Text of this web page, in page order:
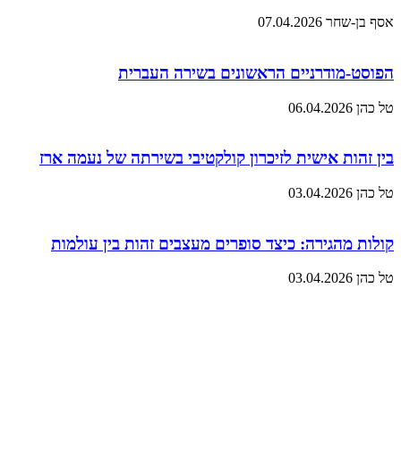
אסף בן-שחר 07.04.2026
הפוסט-מודרניים הראשונים בשירה העברית
טל כהן 06.04.2026
בין זהות אישית לזיכרון קולקטיבי בשירתה של נעמה ארז
טל כהן 03.04.2026
קולות מהגירה: כיצד סופרים מעצבים זהות בין עולמות
טל כהן 03.04.2026